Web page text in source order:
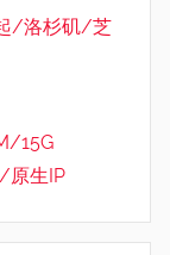
/洛杉矶/芝
15G
原生IP